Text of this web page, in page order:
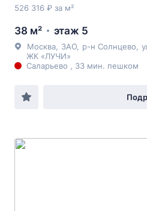
526 316 ₽ за м²
38 м² этаж 5
Москва ЗАО р-н Солнцево
ЖК «ЛУЧИ»
Саларьево , 33 мин. пешком